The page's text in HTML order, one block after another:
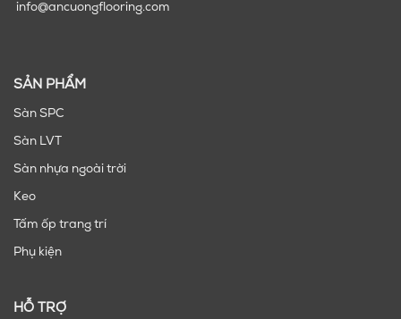
info@ancuongflooring.com
SẢN PHẨM
Sàn SPC
Sàn LVT
Sàn nhựa ngoài trời
Keo
Tấm ốp trang trí
Phụ kiện
HỖ TRỢ